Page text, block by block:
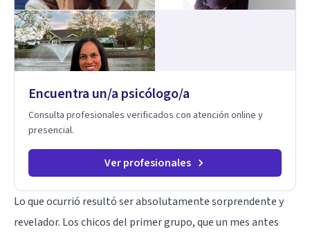
Encuentra un/a psicólogo/a
Consulta profesionales verificados con atención online y
presencial.
Ver profesionales
Lo que ocurrió resultó ser absolutamente sorprendente y
revelador. Los chicos del primer grupo, que un mes antes